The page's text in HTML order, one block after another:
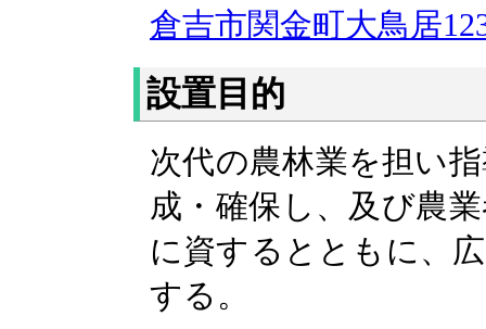
倉吉市関金町大鳥居
設置目的
次代の農林業を担い
成・確保し、及び農
に資するとともに、
する。